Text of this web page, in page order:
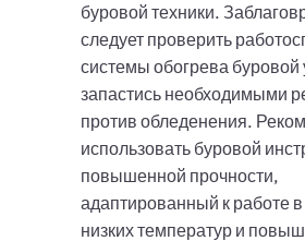
буровой техники.
следует проверить
системы обогрева буровой
запастись необходимыми
против обледенения.
использовать буровой
повышенной прочности,
адаптированный к работе
низких температур и